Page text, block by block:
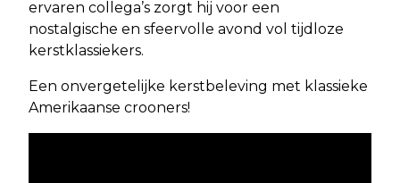
ervaren collega’s zorgt hij voor een
nostalgische en sfeervolle avond vol tijdloze
kerstklassiekers.
Een onvergetelijke kerstbeleving met klassieke
Amerikaanse crooners!